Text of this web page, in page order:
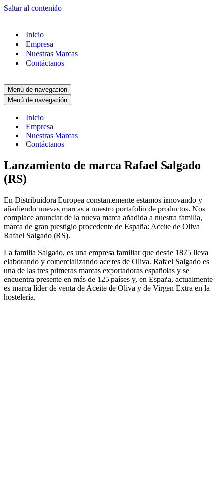
Saltar al contenido
Inicio
Empresa
Nuestras Marcas
Contáctanos
Menú de navegación
Menú de navegación
Inicio
Empresa
Nuestras Marcas
Contáctanos
Lanzamiento de marca Rafael Salgado
(RS)
En Distribuidora Europea constantemente estamos innovando y
añadiendo nuevas marcas a nuestro portafolio de productos. Nos
complace anunciar de la nueva marca añadida a nuestra familia,
marca de gran prestigio procedente de España: Aceite de Oliva
Rafael Salgado (RS).
La familia Salgado, es una empresa familiar que desde 1875 lleva
elaborando y comercializando aceites de Oliva. Rafael Salgado es
una de las tres primeras marcas exportadoras españolas y se
encuentra presente en más de 125 países y, en España, actualmente
es marca líder de venta de Aceite de Oliva y de Virgen Extra en la
hostelería.